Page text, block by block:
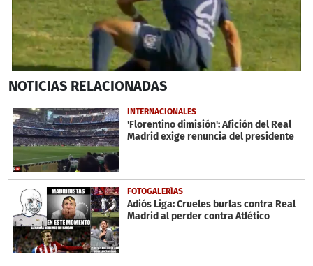
seconds
41
seconds
NOTICIAS RELACIONADAS
INTERNACIONALES
'Florentino dimisión': Afición del Real
Madrid exige renuncia del presidente
FOTOGALERÍAS
Adiós Liga: Crueles burlas contra Real
Madrid al perder contra Atlético